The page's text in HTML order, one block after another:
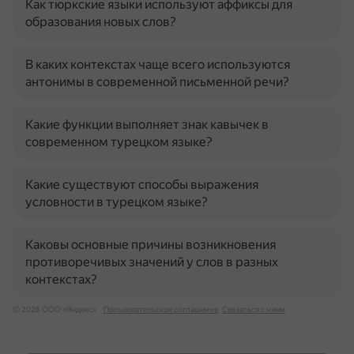
Как тюркские языки используют аффиксы для
образования новых слов?
В каких контекстах чаще всего используются
антонимы в современной письменной речи?
Какие функции выполняет знак кавычек в
современном турецком языке?
Какие существуют способы выражения
условности в турецком языке?
Каковы основные причины возникновения
противоречивых значений у слов в разных
контекстах?
© 2026 ООО «Яндекс» Пользовательское соглашение Связаться с нами